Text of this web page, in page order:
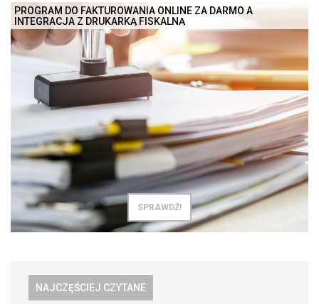
PROGRAM DO FAKTUROWANIA ONLINE ZA DARMO A
INTEGRACJA Z DRUKARKĄ FISKALNĄ
SPRAWDŹ!
NAJCZĘŚCIEJ CZYTANE